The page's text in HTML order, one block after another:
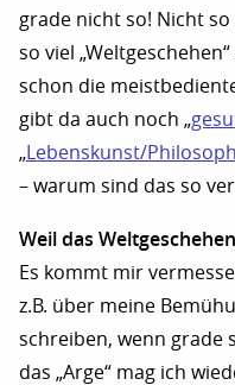
grade nicht so! Nicht
so viel „Weltgeschehen“
schon die
gibt da auch noch „
„Lebenskunst/
– warum sind das so
Weil das
Es kommt mir
z.B. über meine
schreiben, wenn grade
das „Arge“ mag ich